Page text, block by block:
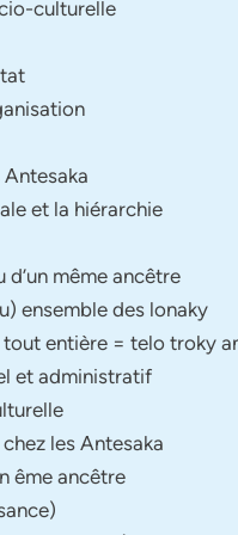
culturelle
Antesaka
et la hiérarchie
d’un même ancêtre
ensemble des lonaky
entière = telo troky
et administratif
les Antesaka
ême ancêtre